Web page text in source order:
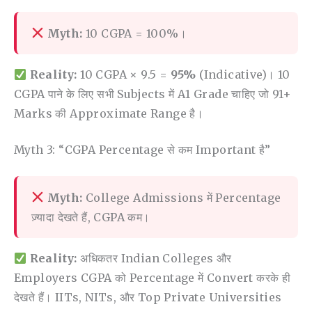
Myth: 10 CGPA = 100%।
Reality: 10 CGPA × 9.5 = 95% (indicative)। 10
CGPA पाने के लिए सभी Subjects में A1 Grade चाहिए जो 91+
Marks की Approximate Range है।
Myth 3: “CGPA Percentage से कम Important है”
Myth: College Admissions में Percentage
ज़्यादा देखते हैं, CGPA कम।
Reality: अधिकतर Indian Colleges और
Employers CGPA को Percentage में Convert करके ही
देखते हैं। IITs, NITs, और Top Private Universities